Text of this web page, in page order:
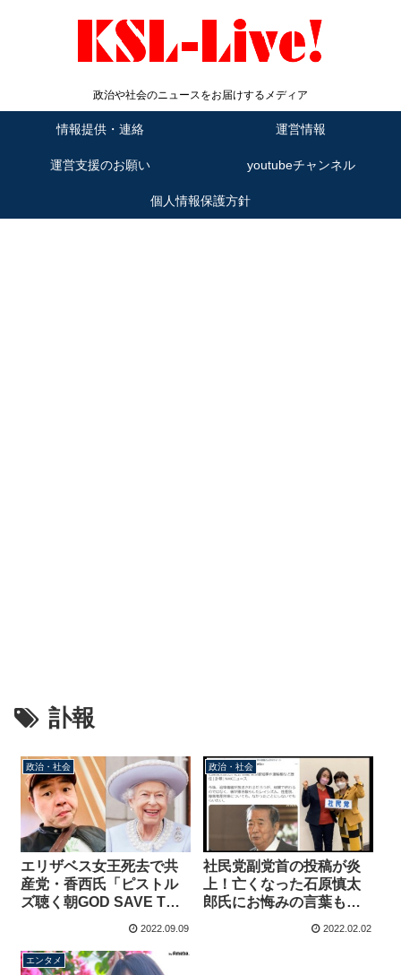
政治や社会のニュースをお届けするメディア
情報提供・連絡 運営情報
運営支援のお願い youtubeチャンネル
個人情報保護方針
訃報
政治・社会
エリザベス女王死去で共
産党・香西氏「ピストル
ズ聴く朝GOD SAVE THE
作詞者は「亡くなった際
にはかけてほしくない」
2022.09.09
政治・社会
社民党副党首の投稿が炎
上！亡くなった石原慎太
郎氏にお悔みの言葉もな
2022.02.02
エンタメ